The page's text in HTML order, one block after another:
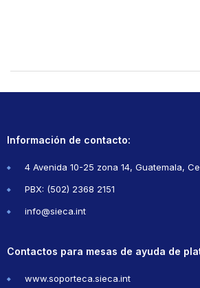
Información de contacto:
4 Avenida 10-25 zona 14, Guatemala,
PBX: (502) 2368 2151
info@sieca.int
Contactos para mesas de ayuda de
www.soporteca.sieca.int